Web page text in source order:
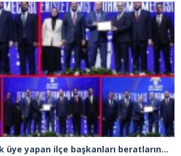
İstanbul’da en çok üye yapan ilçe başkanları beratlarını Cumhurbaşkanı Erdoğan’ın elinden aldı